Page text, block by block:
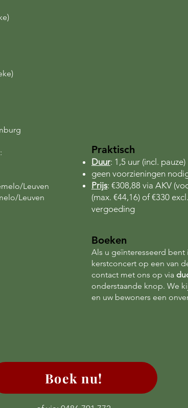
Leuven
Leuven
Praktisch
Duur: 1,5 uur (incl. pauze)
geen voorzieningen
Prijs: €308,88 via AKV
(max. €44,16) of €330
vergoeding
Boeken
Als u geïnteresseerd bent
kerstconcert op een van
contact met ons op via
onderstaande knop. We
en uw bewoners een
Boek nu!